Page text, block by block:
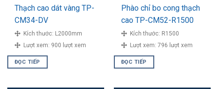
Thạch cao dát vàng TP-
CM34-DV
Kích thước: L2000mm
Lượt xem: 900 lượt xem
ĐỌC TIẾP
Phào chỉ bo cong thạch
cao TP-CM52-R1500
Kích thước: R1500
Lượt xem: 796 lượt xem
ĐỌC TIẾP